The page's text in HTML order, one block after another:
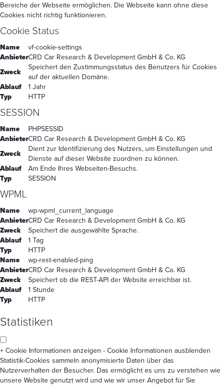
Bereiche der Webseite ermöglichen. Die Webseite kann ohne diese
Cookies nicht richtig funktionieren.
Cookie Status
Name
vf-cookie-settings
AnbieterCRD Car Research & Development GmbH & Co. KG
Zweck
Speichert den Zustimmungsstatus des Benutzers für Cookies
auf der aktuellen Domäne.
Ablauf
1 Jahr
Typ
HTTP
SESSION
Name
PHPSESSID
AnbieterCRD Car Research & Development GmbH & Co. KG
Zweck
Dient zur Identifizierung des Nutzers, um Einstellungen und
Dienste auf dieser Website zuordnen zu können.
Ablauf
Am Ende Ihres Webseiten-Besuchs.
Typ
SESSION
WPML
Name
wp-wpml_current_language
AnbieterCRD Car Research & Development GmbH & Co. KG
Zweck
Speichert die ausgewählte Sprache.
Ablauf
1 Tag
Typ
HTTP
Name
wp-rest-enabled-ping
AnbieterCRD Car Research & Development GmbH & Co. KG
Zweck
Speichert ob die REST-API der Website erreichbar ist.
Ablauf
1 Stunde
Typ
HTTP
Statistiken
+ Cookie Informationen anzeigen - Cookie Informationen ausblenden
Statistik-Cookies sammeln anonymisierte Daten über das
Nutzerverhalten der Besucher. Das ermöglicht es uns zu verstehen wie
unsere Website genutzt wird und wie wir unser Angebot für Sie